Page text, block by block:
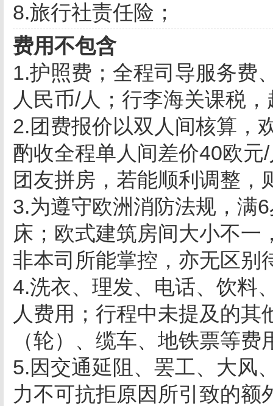
8.旅行社责任险；
费用不包含
1.护照费；全程司导服务费
人民币/人；行李海关课税
2.团费报价以双人间核算，
酌收全程单人间差价40欧
团友拼房，若能顺利调整，
3.为遵守欧洲消防法规，满
床；欧式建筑房间大小不一
非本司所能掌控，亦无区别
4.洗衣、理发、电话、饮料
人费用；行程中未提及的
（轮）、缆车、地铁票等费
5.因交通延阻、罢工、大风
力不可抗拒原因所引致的额